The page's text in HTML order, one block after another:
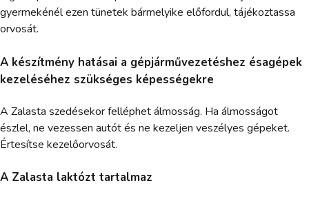
gyermekénél ezen tünetek bármelyike előfordul, tájékoztassa
orvosát.
A készítmény hatásai a gépjárművezetéshez ésagépek
kezeléséhez szükséges képességekre
A Zalasta szedésekor felléphet álmosság. Ha álmosságot
észlel, ne vezessen autót és ne kezeljen veszélyes gépeket.
Értesítse kezelőorvosát.
A Zalasta laktózt tartalmaz